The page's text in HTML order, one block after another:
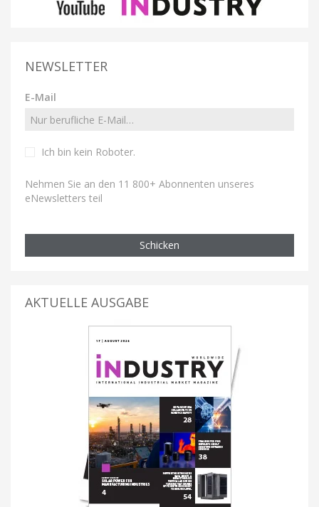
NEWSLETTER
E-Mail
Ich bin kein Roboter.
Nehmen Sie an den 11 800+ Abonnenten unseres
eNewsletters teil
Schicken
AKTUELLE AUSGABE